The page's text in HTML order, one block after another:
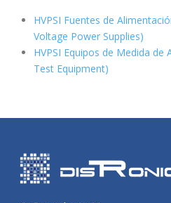
HVPSI Fuentes de
Voltage Power Supplies)
HVPSI Equipos de Medida de
Test Equipment)